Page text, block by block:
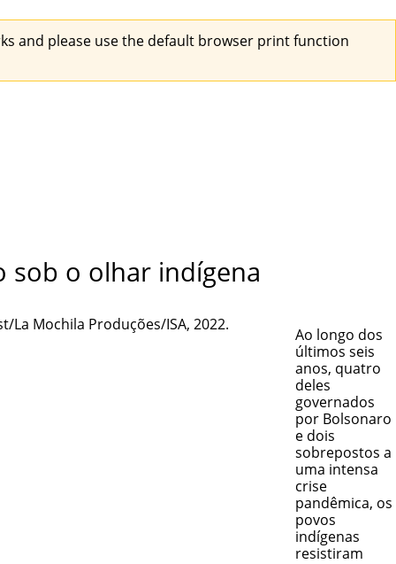
and please use the default browser print function
sob o olhar indígena
Ao longo dos
últimos seis
anos, quatro
deles
governados
por Bolsonaro
e dois
sobrepostos a
uma intensa
crise
pandêmica, os
povos
indígenas
resistiram